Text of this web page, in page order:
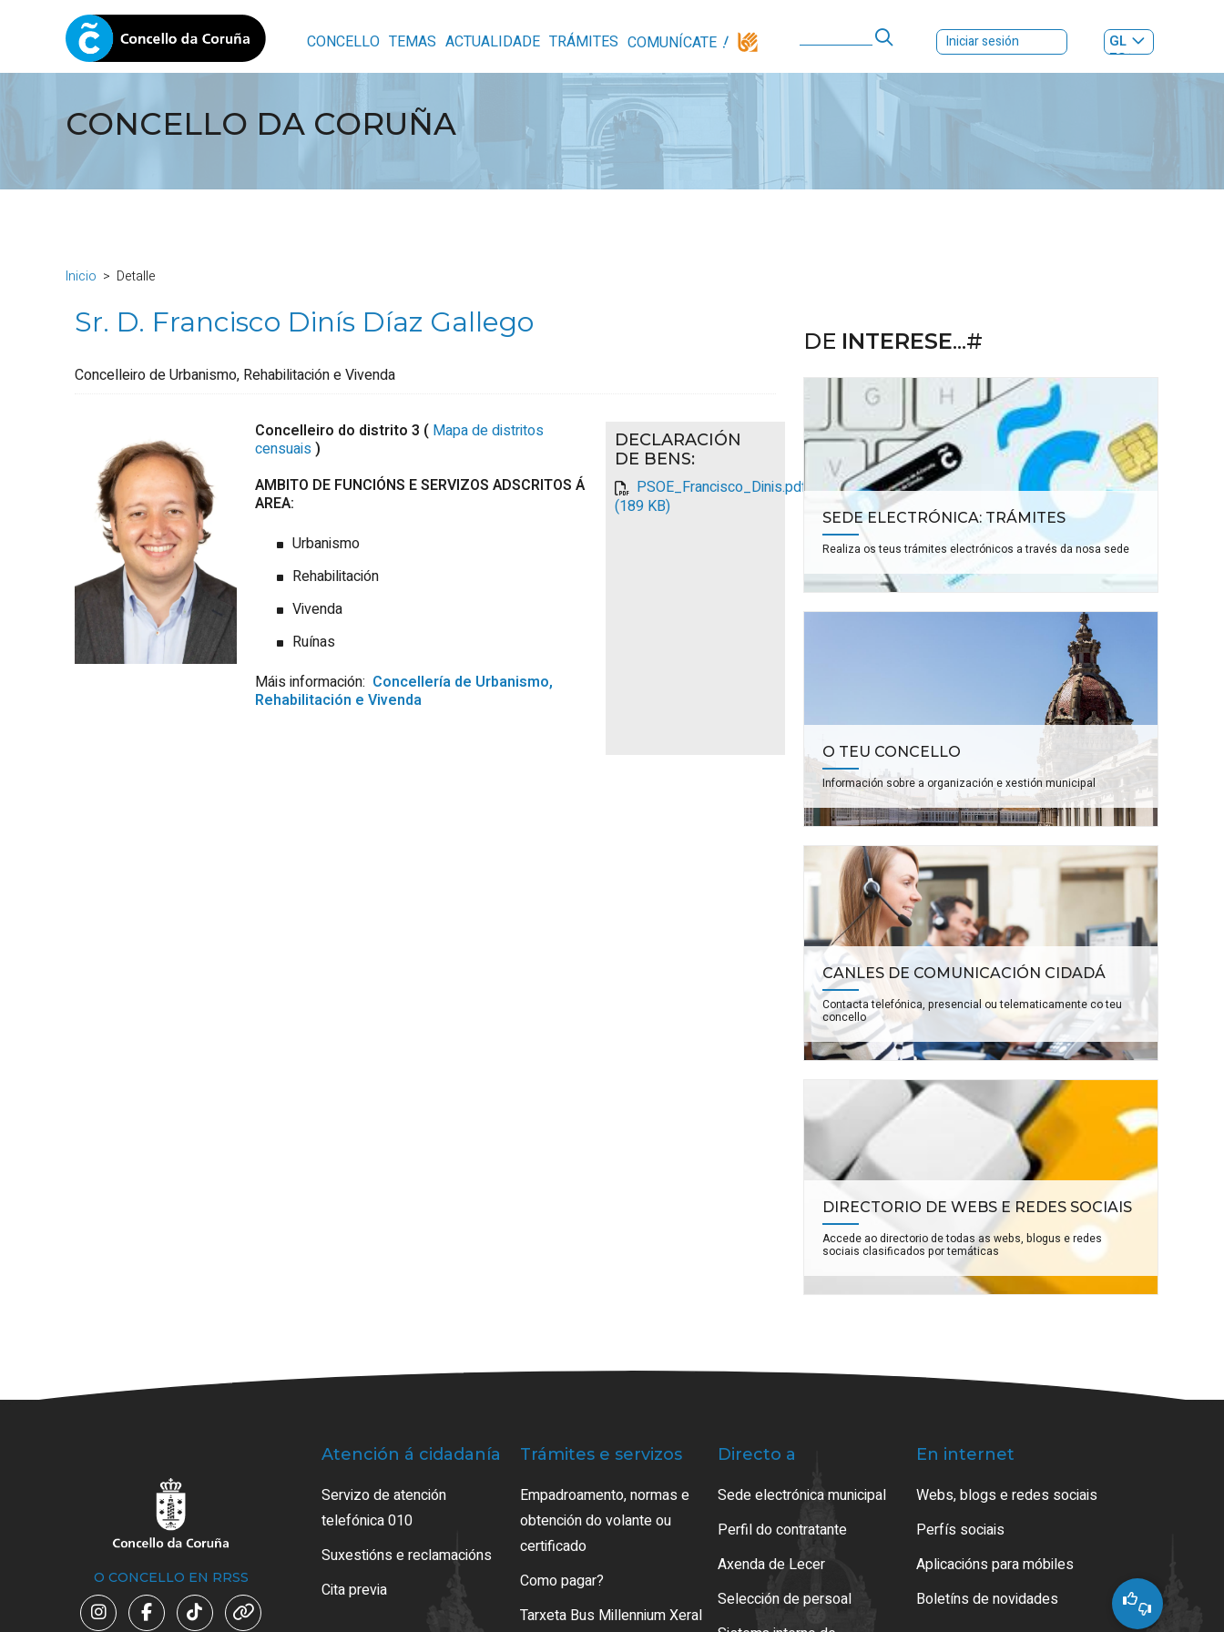
CONCELLO TEMAS ACTUALIDADE TRÁMITES COMUNÍCATE Iniciar sesión
GL
ES|
CONCELLO DA CORUÑA
Inicio Detalle
Sr. D. Francisco Dinís Díaz Gallego
Concelleiro de Urbanismo, Rehabilitación e Vivenda
Concelleiro do distrito 3 (Mapa de distritos
censuais)
AMBITO DE FUNCIÓNS E SERVIZOS ADSCRITOS Á
AREA:
Urbanismo
Rehabilitación
Vivenda
Ruínas
Máis información: Concellería de Urbanismo,
Rehabilitación e Vivenda
DECLARACIÓN
DE BENS:
PSOE_Francisco_Dinis.pdf
(189 KB)
DE INTERESE...#
SEDE ELECTRÓNICA: TRÁMITES
Realiza os teus trámites electrónicos a través da nosa sede
O TEU CONCELLO
Información sobre a organización e xestión municipal
CANLES DE COMUNICACIÓN CIDADÁ
Contacta telefónica, presencial ou telematicamente co teu
concello
DIRECTORIO DE WEBS E REDES SOCIAIS
Accede ao directorio de todas as webs, blogus e redes
sociais clasificados por temáticas
O CONCELLO EN RRSS
Atención á cidadanía
Servizo de atención
telefónica 010
Suxestións e reclamacións
Cita previa
Trámites e servizos
Empadroamento, normas e
obtención do volante ou
certificado
Como pagar?
Tarxeta Bus Millennium Xeral
Directo a
Sede electrónica municipal
Perfil do contratante
Axenda de Lecer
Selección de persoal
En internet
Webs, blogs e redes sociais
Perfís sociais
Aplicacións para móbiles
Boletíns de novidades